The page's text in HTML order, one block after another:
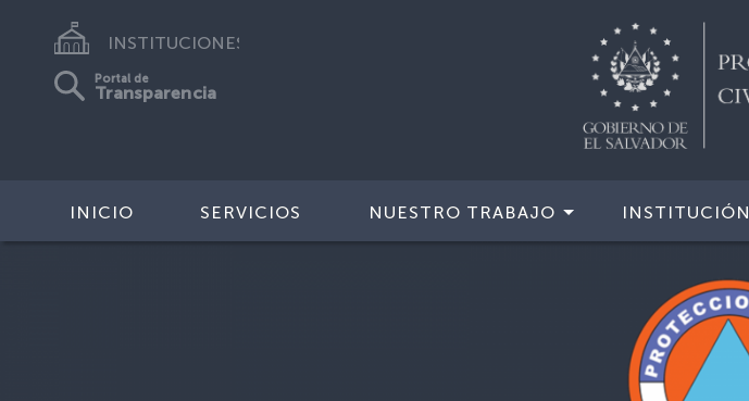
INSTITUCIONES
Portal de
Transparencia
INICIO SERVICIOS NUESTRO TRABAJO INSTITUCIÓN